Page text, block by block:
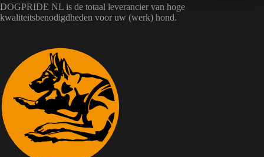
DOGPRIDE NL is de totaal leverancier van hoge
kwaliteitsbenodigdheden voor uw (werk) hond.